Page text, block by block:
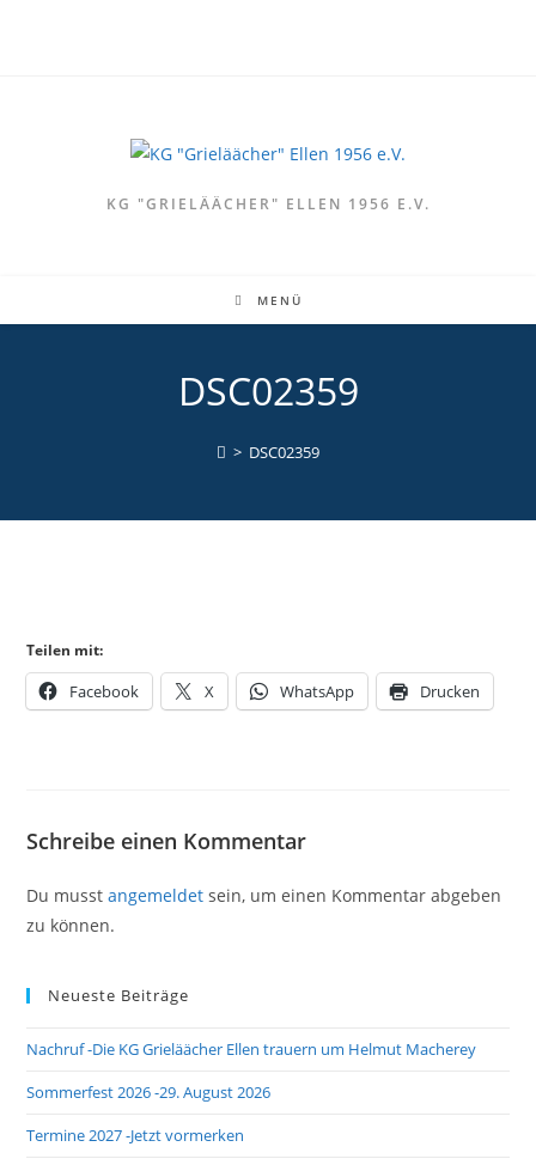
KG "GRIELÄÄCHER" ELLEN 1956 E.V.
MENÜ
DSC02359
> DSC02359
Teilen mit:
Facebook X WhatsApp Drucken
Schreibe einen Kommentar
Du musstangemeldet sein, um einen Kommentar abgeben
zu können.
Neueste Beiträge
Nachruf -Die KG Grieläächer Ellen trauern um Helmut Macherey
Sommerfest 2026 -29. August 2026
Termine 2027 -Jetzt vormerken